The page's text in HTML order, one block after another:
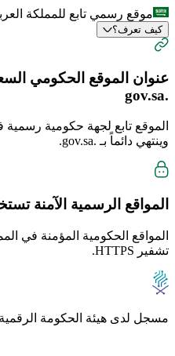
موقع رسمي تابع للمملكة
كيف تعرف؟
عنوان الموقع الحكومي
.gov.sa
الموقع تابع لجهة حكومية رسمية
وينتهي دائماً بـ .gov.sa
.
المواقع الرسمية الآمنة
المواقع الحكومية المؤمنة في
تشفير HTTPS.
مسجل لدى هيئة الحكومة